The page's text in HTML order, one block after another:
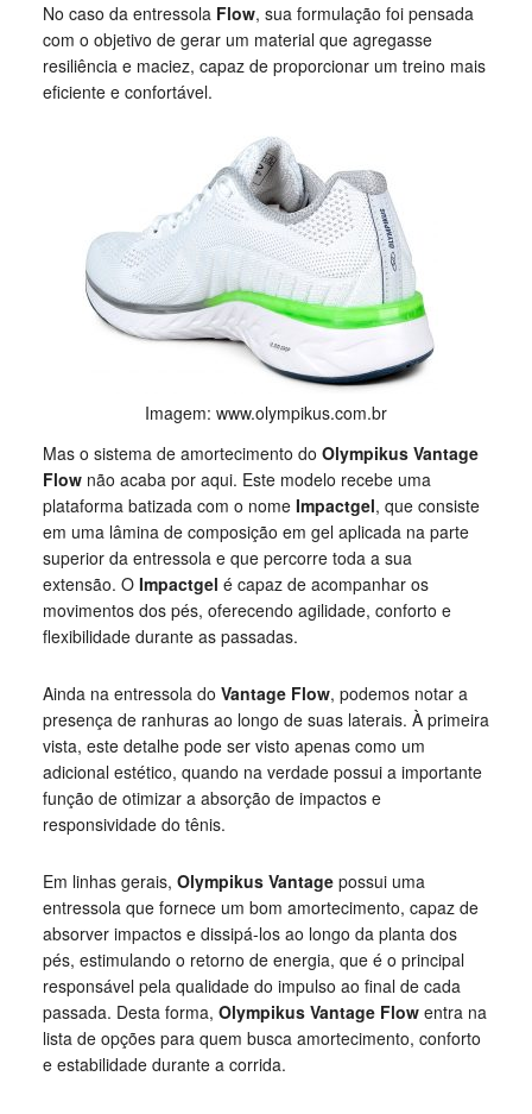
No caso da entressola Flow, sua formulação foi pensada
com o objetivo de gerar um material que agregasse
resiliência e maciez, capaz de proporcionar um treino mais
eficiente e confortável.
Imagem: www.olympikus.com.br
Mas o sistema de amortecimento do Olympikus Vantage
Flow não acaba por aqui. Este modelo recebe uma
plataforma batizada com o nome Impactgel, que consiste
em uma lâmina de composição em gel aplicada na parte
superior da entressola e que percorre toda a sua
extensão. O Impactgel é capaz de acompanhar os
movimentos dos pés, oferecendo agilidade, conforto e
flexibilidade durante as passadas.
Ainda na entressola do Vantage Flow, podemos notar a
presença de ranhuras ao longo de suas laterais. À primeira
vista, este detalhe pode ser visto apenas como um
adicional estético, quando na verdade possui a importante
função de otimizar a absorção de impactos e
responsividade do tênis.
Em linhas gerais, Olympikus Vantage possui uma
entressola que fornece um bom amortecimento, capaz de
absorver impactos e dissipá-los ao longo da planta dos
pés, estimulando o retorno de energia, que é o principal
responsável pela qualidade do impulso ao final de cada
passada. Desta forma, Olympikus Vantage Flow entra na
lista de opções para quem busca amortecimento, conforto
e estabilidade durante a corrida.